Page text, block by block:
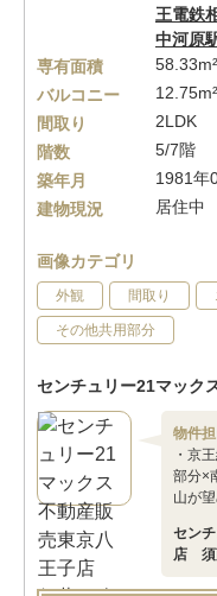
王電鉄
中河原
専有面積
58.33m²
バルコニー
12.75m²
間取り
2LDK
階数
5/7階
築年月
1981年
建物現況
居住中
画像カテゴリ
外観 間取り
その他共用部分
センチュリー21マック
物件
・京
部分×
山が
セン
店